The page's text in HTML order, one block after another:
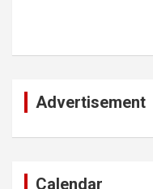
Advertisement
Calendar